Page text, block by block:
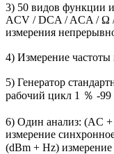
3) 50 видов функции
ACV / DCA / ACA / Ω
измерения
4) Измерение
5) Генератор
рабочий цикл 1 ％ -
6) Один анализ: (AC
измерение
(dBm + Hz)